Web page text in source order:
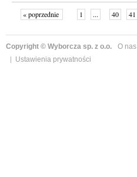
« poprzednie 1 ... 40 41
Copyright © Wyborcza sp. z o.o. O nas
Ustawienia prywatności